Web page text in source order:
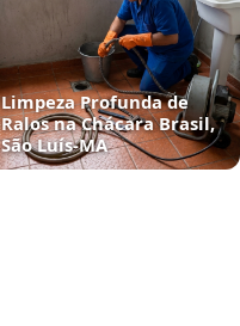
Limpeza Profunda de
Ralos na Chácara Brasil,
São Luís‑MA